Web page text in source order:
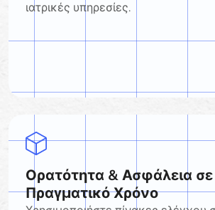
ιατρικές υπηρεσίες.
Ορατότητα & Ασφάλεια σε
Πραγματικό Χρόνο